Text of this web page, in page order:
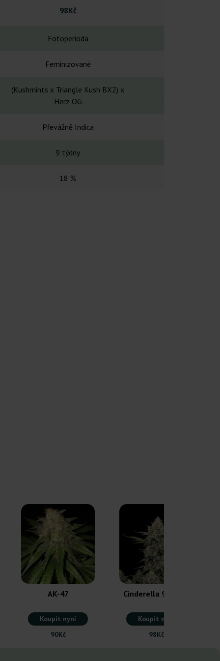
98Kč
Fotoperioda
Feminizované
(Kushmints x Triangle Kush BX2) x
Herz OG
Alien Cookies x
Převážně Indica
9 týdny
18 %
AK-47
Koupit nyní
90Kč
Cinderella 99 Auto
Koupit nyní
98Kč